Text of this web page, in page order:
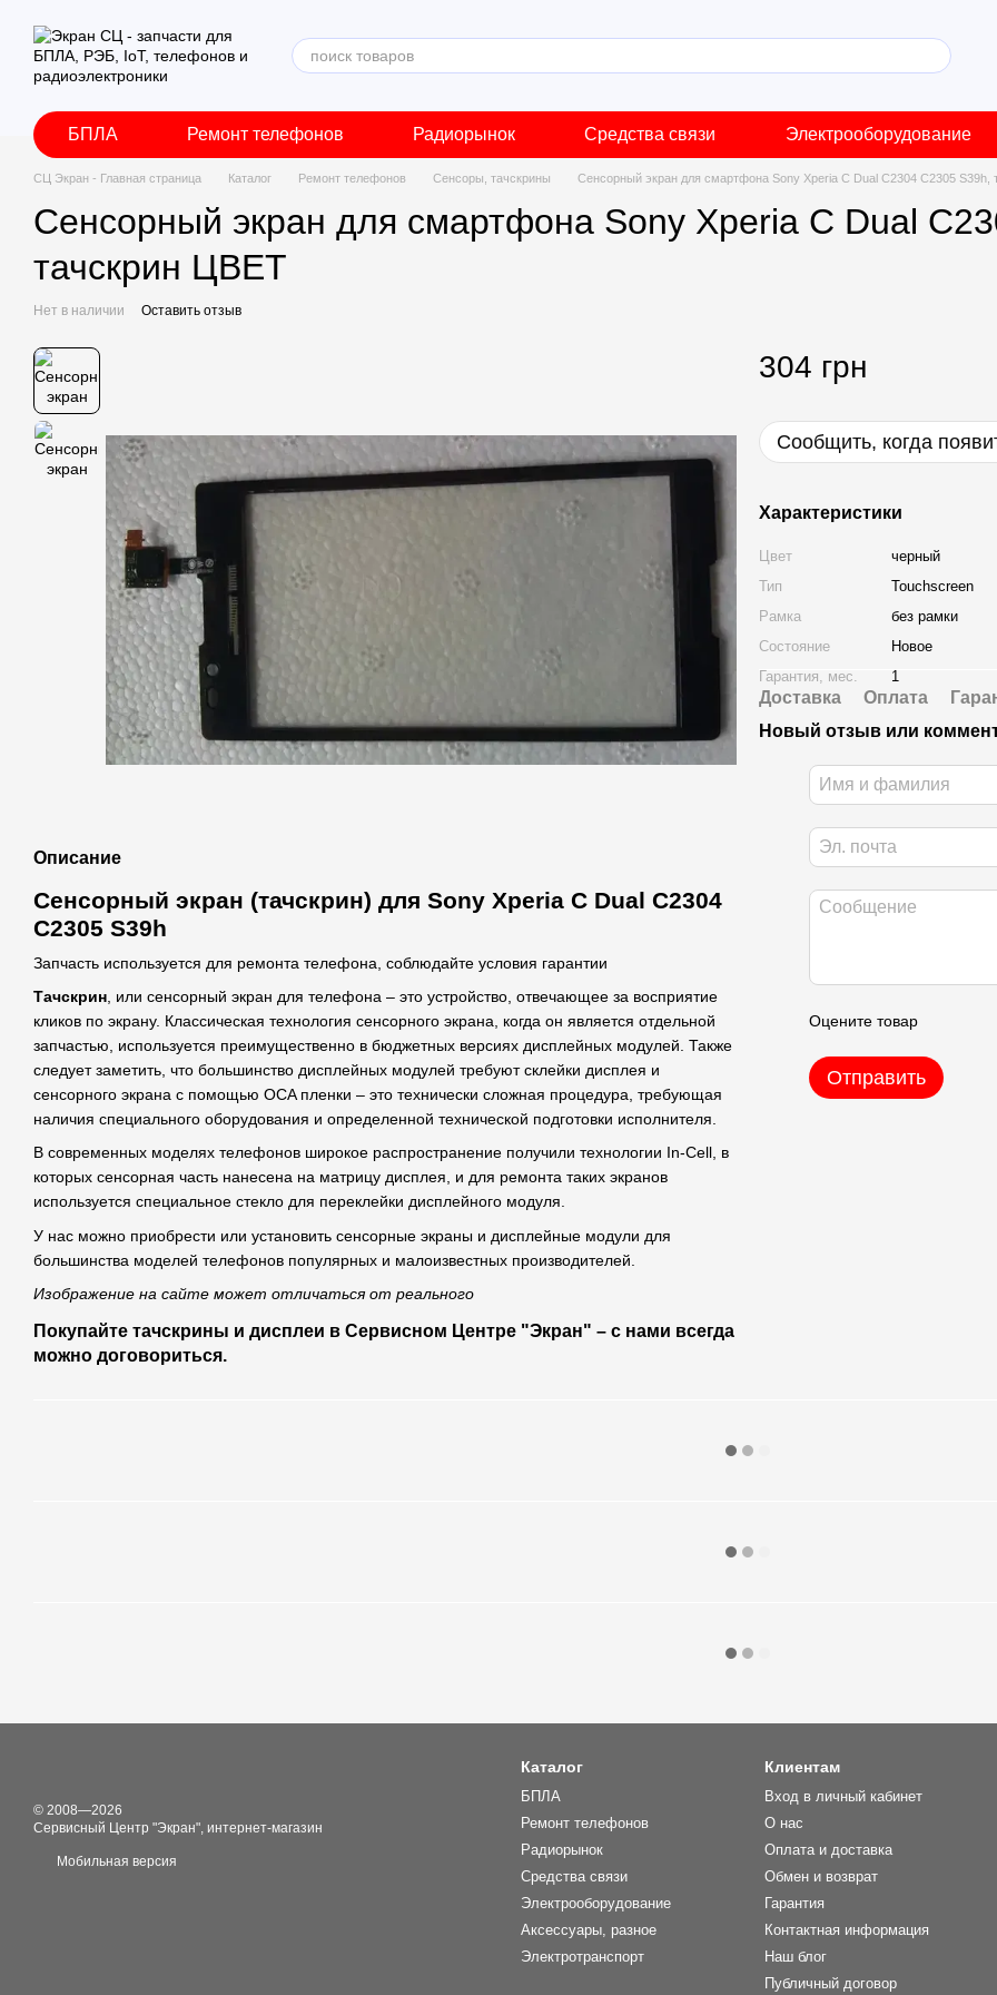
БПЛА Ремонт телефонов Радиорынок Средства связи Электрооборудование
СЦ Экран - Главная страница Каталог Ремонт телефонов Сенсоры, тачскрины Сенсорный экран для смартфона Sony Xperia C Dual C2304 C2305 S39h,
Сенсорный экран для смартфона Sony Xperia C Dual
тачскрин ЦВЕТ
Нет в наличии Оставить отзыв
Описание
Сенсорный экран (тачскрин) для Sony Xperia C Dual C2304
C2305 S39h
Запчасть используется для ремонта телефона, соблюдайте условия гарантии
Тачскрин , или сенсорный экран для телефона – это устройство, отвечающее за восприятие
кликов по экрану. Классическая технология сенсорного экрана, когда он является отдельной
запчастью, используется преимущественно в бюджетных версиях дисплейных модулей. Также
следует заметить, что большинство дисплейных модулей требуют склейки дисплея и
сенсорного экрана с помощью OCA пленки – это технически сложная процедура, требующая
наличия специального оборудования и определенной технической подготовки исполнителя.
В современных моделях телефонов широкое распространение получили технологии In-Cell, в
которых сенсорная часть нанесена на матрицу дисплея, и для ремонта таких экранов
используется специальное стекло для переклейки дисплейного модуля.
У нас можно приобрести или установить сенсорные экраны и дисплейные модули для
большинства моделей телефонов популярных и малоизвестных производителей.
Изображение на сайте может отличаться от реального
Покупайте тачскрины и дисплеи в Сервисном Центре "Экран" – с нами всегда
можно договориться.
304 грн
Сообщить, когда
Характеристики
Цвет
черный
Тип
Touchscreen
Рамка
без рамки
Состояние
Новое
Гарантия, мес.
1
Доставка Оплата
Новый отзыв или
Оцените товар
Отправить
© 2008—2026
Сервисный Центр "Экран", интернет-магазин
Мобильная версия
Каталог
БПЛА
Ремонт телефонов
Радиорынок
Средства связи
Электрооборудование
Аксессуары, разное
Электротранспорт
Клиентам
Вход в личный кабинет
О нас
Оплата и доставка
Обмен и возврат
Гарантия
Контактная информация
Наш блог
Публичный договор